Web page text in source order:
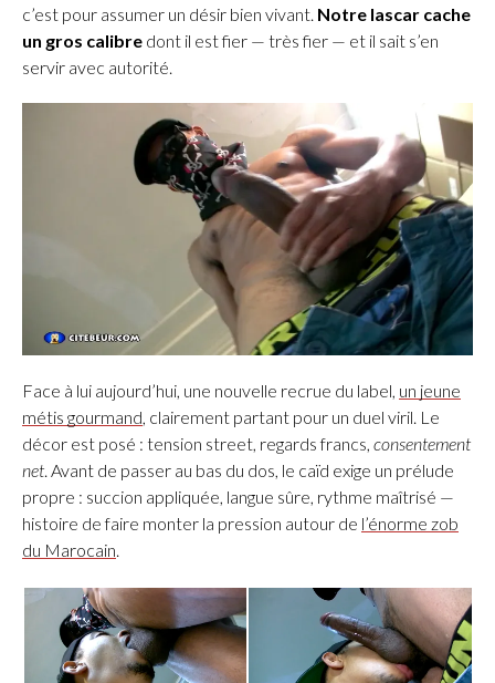
c’est pour assumer un désir bien vivant. Notre lascar cache
un gros calibre dont il est fier — très fier — et il sait s’en
servir avec autorité.
Face à lui aujourd’hui, une nouvelle recrue du label, un jeune
métis gourmand, clairement partant pour un duel viril. Le
décor est posé : tension street, regards francs, consentement
net. Avant de passer au bas du dos, le caïd exige un prélude
propre : succion appliquée, langue sûre, rythme maîtrisé —
histoire de faire monter la pression autour de l’énorme zob
du Marocain.